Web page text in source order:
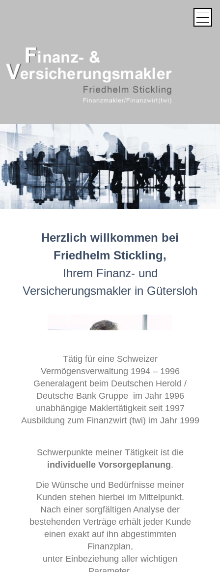
Rentenversicherung, ökologisch, sozial, ethisch
Rüruprente
Riesterrente
Gehaltsumwandlung
Investieren auf wissenschaftlicher Basis
Zum Thema Berufsunfähigkeit
Zeitbombe Pflegeversorgung
Kontakt
Anfahrt
Impressum
Datenschutz
Herzlich willkommen bei
Friedhelm Stickling,
Ihrem Finanz- und
Versicherungsmakler in Gütersloh
Tätig für eine Schweizer
Vermögensverwaltung 1994 – 1996
Generalagent beim Deutschen Herold /
Deutsche Bank Gruppe im Jahr 1996
unabhängige Maklertätigkeit seit 1997
Ausbildung zum Finanzwirt (twi) im Jahr 1999
Schwerpunkte meiner Tätigkeit ist die
individuelle Vorsorgeplanung.
Die Wünsche und Bedürfnisse meiner
Kunden stehen hierbei im Mittelpunkt.
Nach einer sorgfältigen Analyse der
bestehenden Verträge erhält jeder Kunde
einen exakt auf ihn abgestimmten
Finanzplan,
unter Einbeziehung aller wichtigen